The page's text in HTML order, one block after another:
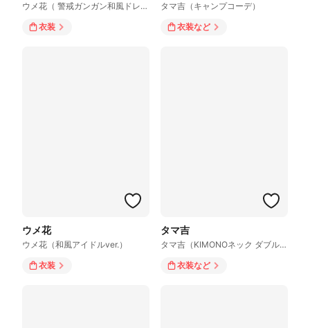
ウメ花（ 警戒ガンガン和風ドレスver.）
衣装
タマ吉（キャンプコーデ）
衣装など
ウメ花
ウメ花（和風アイドルver.）
衣装
タマ吉
タマ吉（KIMONOネック ダブルラインシャツ ver.）
衣装など